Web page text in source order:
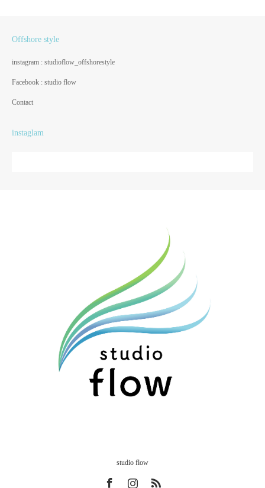
Offshore style
instagram : studioflow_offshorestyle
Facebook : studio flow
Contact
instaglam
studio flow